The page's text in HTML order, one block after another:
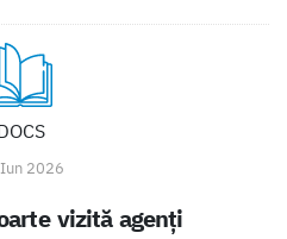
2026
vizită agenți